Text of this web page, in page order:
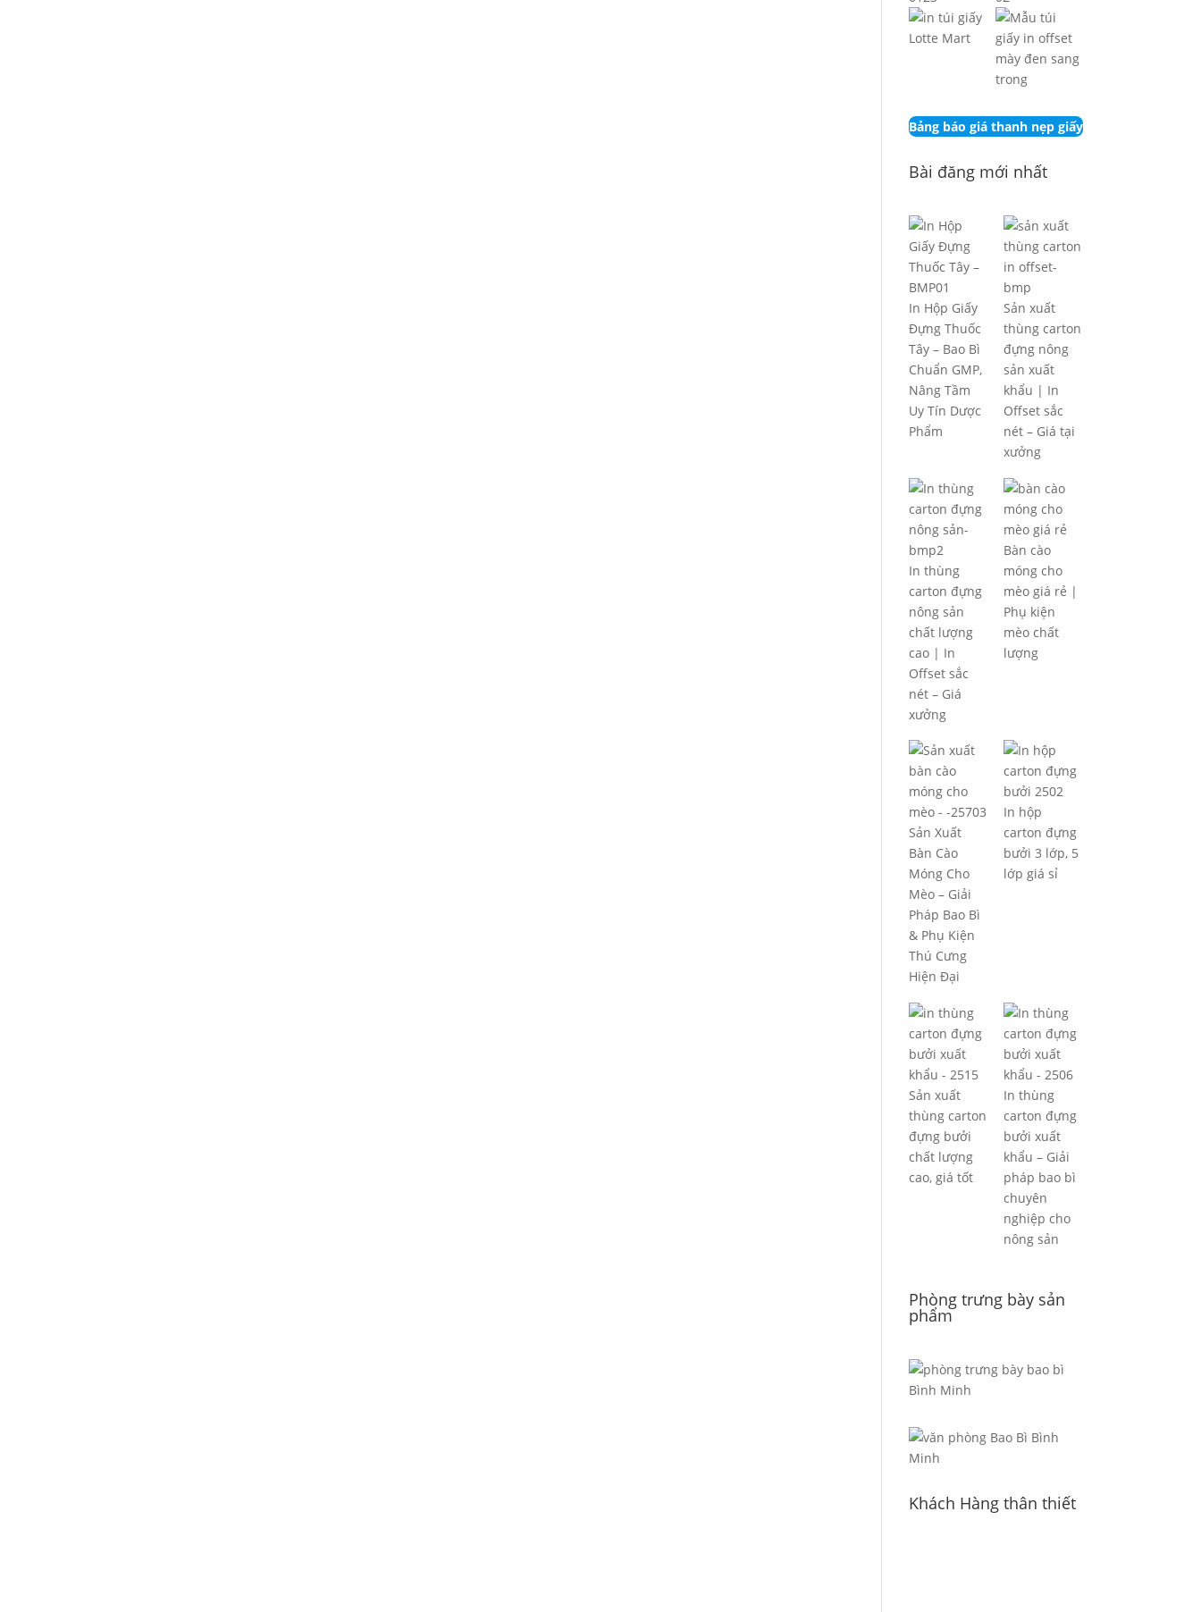
Bảng báo giá thanh nẹp giấy
Bài đăng mới nhất
In Hộp Giấy
Đựng Thuốc
Tây – Bao Bì
Chuẩn GMP,
Nâng Tầm
Uy Tín Dược
Phẩm
Sản xuất
thùng carton
đựng nông
sản xuất
khẩu | In
Offset sắc
nét – Giá tại
xưởng
In thùng
carton đựng
nông sản
chất lượng
cao | In
Offset sắc
nét – Giá
xưởng
Bàn cào
móng cho
mèo giá rẻ |
Phụ kiện
mèo chất
lượng
Sản Xuất
Bàn Cào
Móng Cho
Mèo – Giải
Pháp Bao Bì
& Phụ Kiện
Thú Cưng
Hiện Đại
In hộp
carton đựng
bưởi 3 lớp, 5
lớp giá sỉ
Sản xuất
thùng carton
đựng bưởi
chất lượng
cao, giá tốt
In thùng
carton đựng
bưởi xuất
khẩu – Giải
pháp bao bì
chuyên
nghiệp cho
nông sản
Phòng trưng bày sản
phẩm
Khách Hàng thân thiết